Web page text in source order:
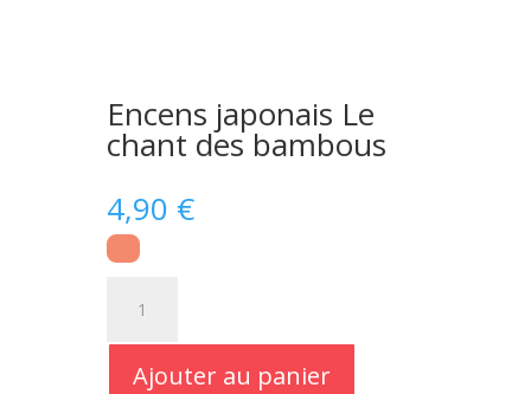
Encens japonais Le
chant des bambous
4,90 €
Encens
japonais
Ajouter au panier